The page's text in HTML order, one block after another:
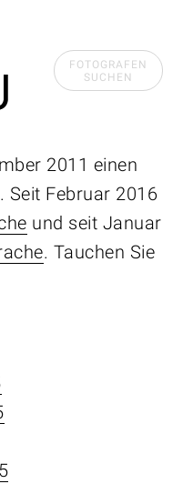
FOTOGRAFEN
SUCHEN
2011 einen
Seit Februar 2016
und seit Januar
. Tauchen Sie